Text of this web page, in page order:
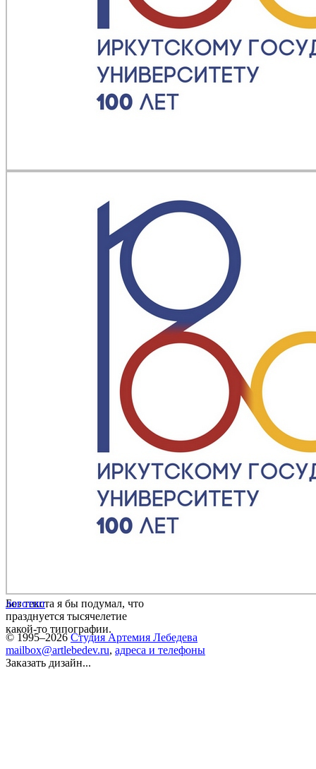
Без текста я бы подумал, что
празднуется тысячелетие
какой-то типографии.
логотип
© 1995–2026 Студия Артемия Лебедева
mailbox@artlebedev.ru, адреса и телефоны
Заказать дизайн...